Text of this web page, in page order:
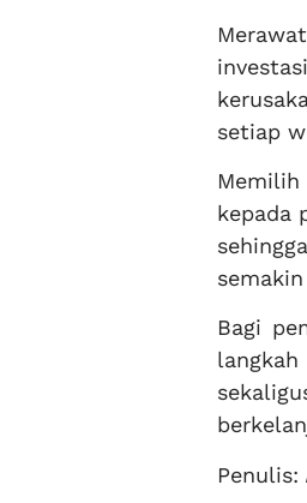
setiap
kepada
Bagi
Penulis: